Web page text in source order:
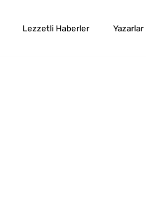
Lezzetli Haberler Yazarlar